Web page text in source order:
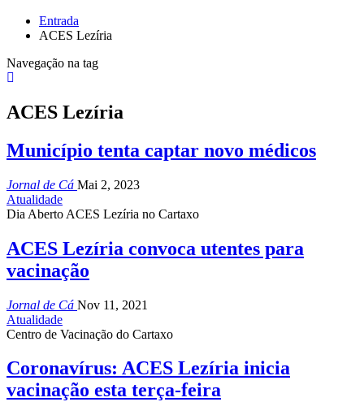
Entrada
ACES Lezíria
Navegação na tag
ACES Lezíria
Município tenta captar novo médicos
Jornal de Cá Mai 2, 2023
Atualidade
Dia Aberto ACES Lezíria no Cartaxo
ACES Lezíria convoca utentes para
vacinação
Jornal de Cá Nov 11, 2021
Atualidade
Centro de Vacinação do Cartaxo
Coronavírus: ACES Lezíria inicia
vacinação esta terça-feira